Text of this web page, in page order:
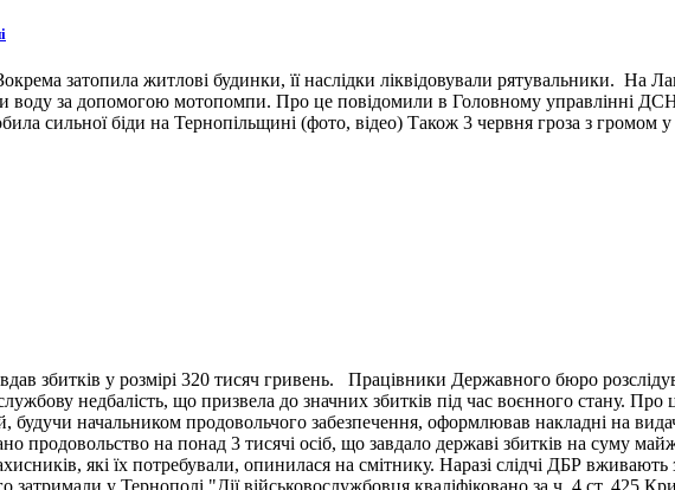
затопила житлові будинки, її наслідки ліквідовували рятувальники. На
воду за допомогою мотопомпи. Про це повідомили в Головному управлінні
сильної біди на Тернопільщині (фото, відео) Також 3 червня гроза з громом
збитків у розмірі 320 тисяч гривень. Працівники Державного бюро
недбалість, що призвела до значних збитків під час воєнного стану.
начальником продовольчого забезпечення, оформлював накладні на
продовольство на понад 3 тисячі осіб, що завдало державі збитків на суму
які їх потребували, опинилася на смітнику. Наразі слідчі ДБР вживають
у Тернополі "Дії військовослужбовця кваліфіковано за ч. 4 ст. 425